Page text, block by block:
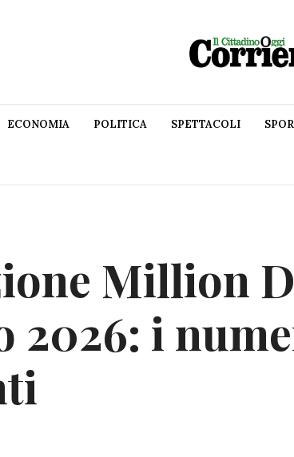
ECONOMIA POLITICA SPETTACOLI
Million
2026: i